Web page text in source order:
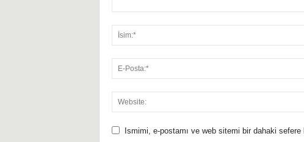
Ismimi, e-postamı ve web sitemi bir dahaki sefere